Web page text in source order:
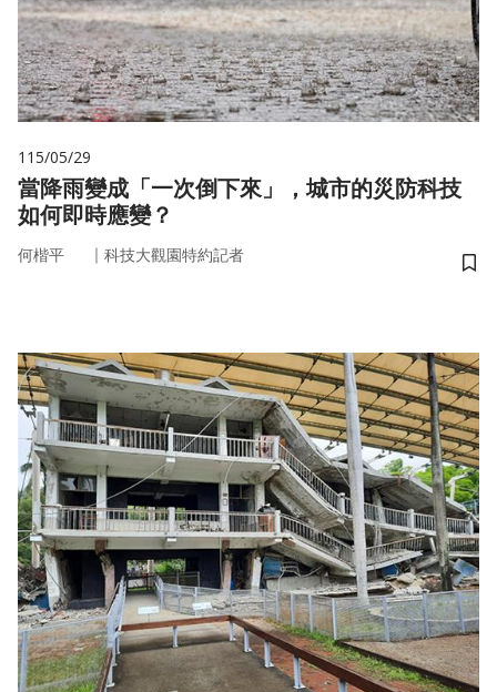
115/05/29
當降雨變成「一次倒下來」，城市的災防科技
如何即時應變？
何楷平 ｜ 科技大觀園特約記者
儲